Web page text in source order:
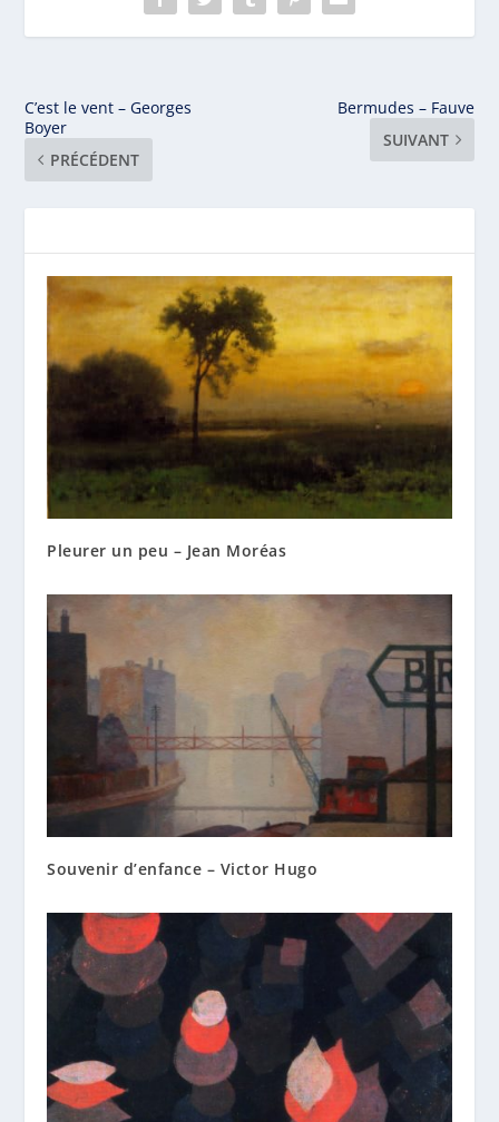
C’est le vent – Georges
Boyer
PRÉCÉDENT
Bermudes – Fauve
SUIVANT
Pleurer un peu – Jean Moréas
Souvenir d’enfance – Victor Hugo